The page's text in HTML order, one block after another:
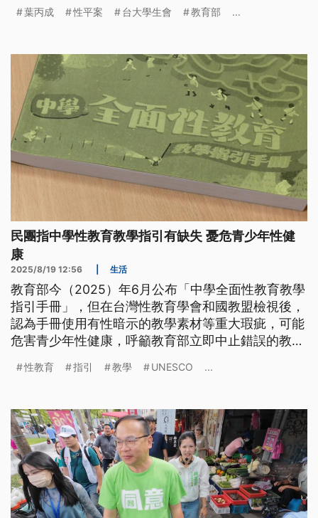
葉丙成違反《個資法》，北檢已分案調查。
葉丙成 性平案 台大學生會 教育部 ...
民團指中學性教育教學指引有缺失 憂危青少年性健
康
2025/8/19 12:56 生活
教育部今（2025）年6月公布「中學全面性教育教學
指引手冊」，但在台灣性教育學會和國教盟檢視後，
認為手冊使用有性暗示的教學素材等重大瑕疵，可能
危害青少年性健康，呼籲教育部立即中止錯誤的教學
性教育 指引 教學 UNESCO ...